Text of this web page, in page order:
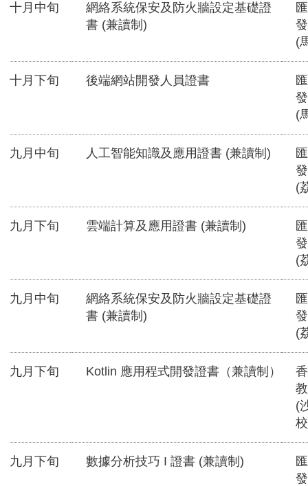
十月中旬
網絡系統保安及防火牆設定基礎證
書 (兼讀制)
(
十月下旬 後端網站開發人員證書
(
九月中旬 人工智能知識及應用證書 (兼讀制)
(
九月下旬 雲端計算及應用證書 (兼讀制)
(
九月中旬
網絡系統保安及防火牆設定基礎證
書 (兼讀制)
(
九月下旬 Kotlin 應用程式開發證書（兼讀制）
(
九月下旬 數據分析技巧 I 證書 (兼讀制)